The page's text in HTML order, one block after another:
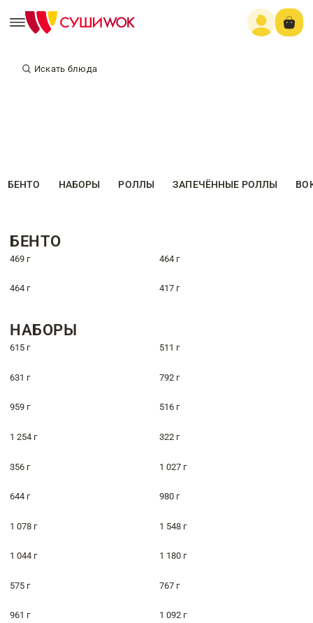
Искать блюда
БЕНТО НАБОРЫ РОЛЛЫ ЗАПЕЧЁННЫЕ РОЛЛЫ
БЕНТО
469 г 464 г
464 г 417 г
НАБОРЫ
615 г 511 г
631 г 792 г
959 г 516 г
1 254 г 322 г
356 г 1 027 г
644 г 980 г
1 078 г 1 548 г
1 044 г 1 180 г
575 г 767 г
961 г 1 092 г